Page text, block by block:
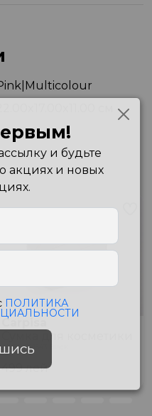
Carpisa
Сумка для косметики
ANB54801543 Black
499лей
и будьте
акциях и новых
ПОЛИТИКА